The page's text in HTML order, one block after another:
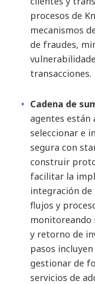
procesos de
mecanismos
de fraudes,
transacciones.
Cadena de
agentes están
seleccionar e
segura con
construir
facilitar la
integración
flujos y
monitoreando
y retorno de
pasos
gestionar de
servicios de